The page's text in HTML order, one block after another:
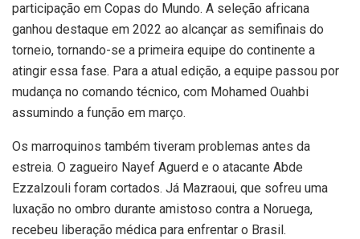
participação em Copas do Mundo. A seleção africana
ganhou destaque em 2022 ao alcançar as semifinais do
torneio, tornando-se a primeira equipe do continente a
atingir essa fase. Para a atual edição, a equipe passou por
mudança no comando técnico, com Mohamed Ouahbi
assumindo a função em março.
Os marroquinos também tiveram problemas antes da
estreia. O zagueiro Nayef Aguerd e o atacante Abde
Ezzalzouli foram cortados. Já Mazraoui, que sofreu uma
luxação no ombro durante amistoso contra a Noruega,
recebeu liberação médica para enfrentar o Brasil.